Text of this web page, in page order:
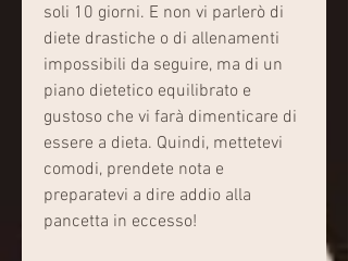
soli 10 giorni. E non vi parlerò di
diete drastiche o di allenamenti
impossibili da seguire, ma di un
piano dietetico equilibrato e
gustoso che vi farà dimenticare di
essere a dieta. Quindi, mettetevi
comodi, prendete nota e
preparatevi a dire addio alla
pancetta in eccesso!